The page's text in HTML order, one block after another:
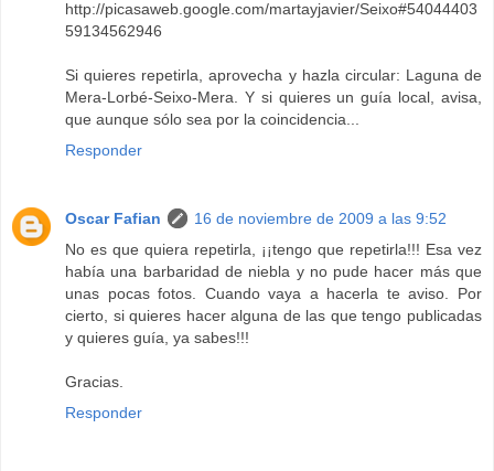
http://picasaweb.google.com/martayjavier/Seixo#54044403
59134562946
Si quieres repetirla, aprovecha y hazla circular: Laguna de
Mera-Lorbé-Seixo-Mera. Y si quieres un guía local, avisa,
que aunque sólo sea por la coincidencia...
Responder
Oscar Fafian
16 de noviembre de 2009 a las 9:52
No es que quiera repetirla, ¡¡tengo que repetirla!!! Esa vez
había una barbaridad de niebla y no pude hacer más que
unas pocas fotos. Cuando vaya a hacerla te aviso. Por
cierto, si quieres hacer alguna de las que tengo publicadas
y quieres guía, ya sabes!!!
Gracias.
Responder